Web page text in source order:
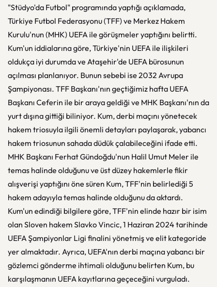
"Stüdyo'da Futbol" programında yaptığı açıklamada,
Türkiye Futbol Federasyonu (TFF) ve Merkez Hakem
Kurulu'nun (MHK) UEFA ile görüşmeler yaptığını belirtti.
Kum'un iddialarına göre, Türkiye'nin UEFA ile ilişkileri
oldukça iyi durumda ve Ataşehir'de UEFA bürosunun
açılması planlanıyor. Bunun sebebi ise 2032 Avrupa
Şampiyonası. TFF Başkanı'nın geçtiğimiz hafta UEFA
Başkanı Ceferin ile bir araya geldiği ve MHK Başkanı'nın da
yurt dışına gittiği biliniyor. Kum, derbi maçını yönetecek
hakem triosuyla ilgili önemli detayları paylaşarak, yabancı
hakem triosunun sahada düdük çalabileceğini ifade etti.
MHK Başkanı Ferhat Gündoğdu'nun Halil Umut Meler ile
temas halinde olduğunu ve üst düzey hakemlerle fikir
alışverişi yaptığını öne süren Kum, TFF'nin belirlediği 5
hakem adayıyla temas halinde olduğunu da aktardı.
Kum'un edindiği bilgilere göre, TFF'nin elinde hazır bir isim
olan Sloven hakem Slavko Vincic, 1 Haziran 2024 tarihinde
UEFA Şampiyonlar Ligi finalini yönetmiş ve elit kategoride
yer almaktadır. Ayrıca, UEFA'nın derbi maçına yabancı bir
gözlemci gönderme ihtimali olduğunu belirten Kum, bu
karşılaşmanın UEFA kayıtlarına geçeceğini vurguladı.